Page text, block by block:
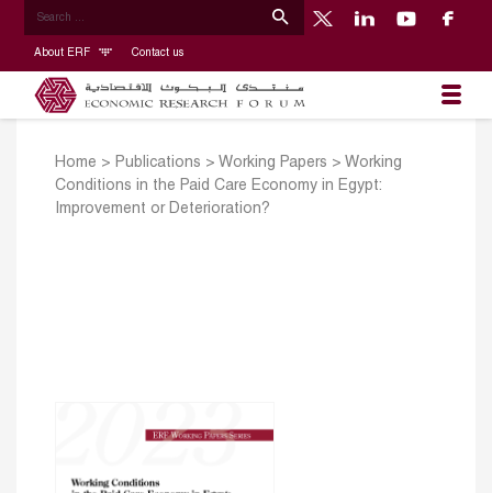
About ERF Contact us
Home > Publications > Working Papers > Working
Conditions in the Paid Care Economy in Egypt:
Improvement or Deterioration?